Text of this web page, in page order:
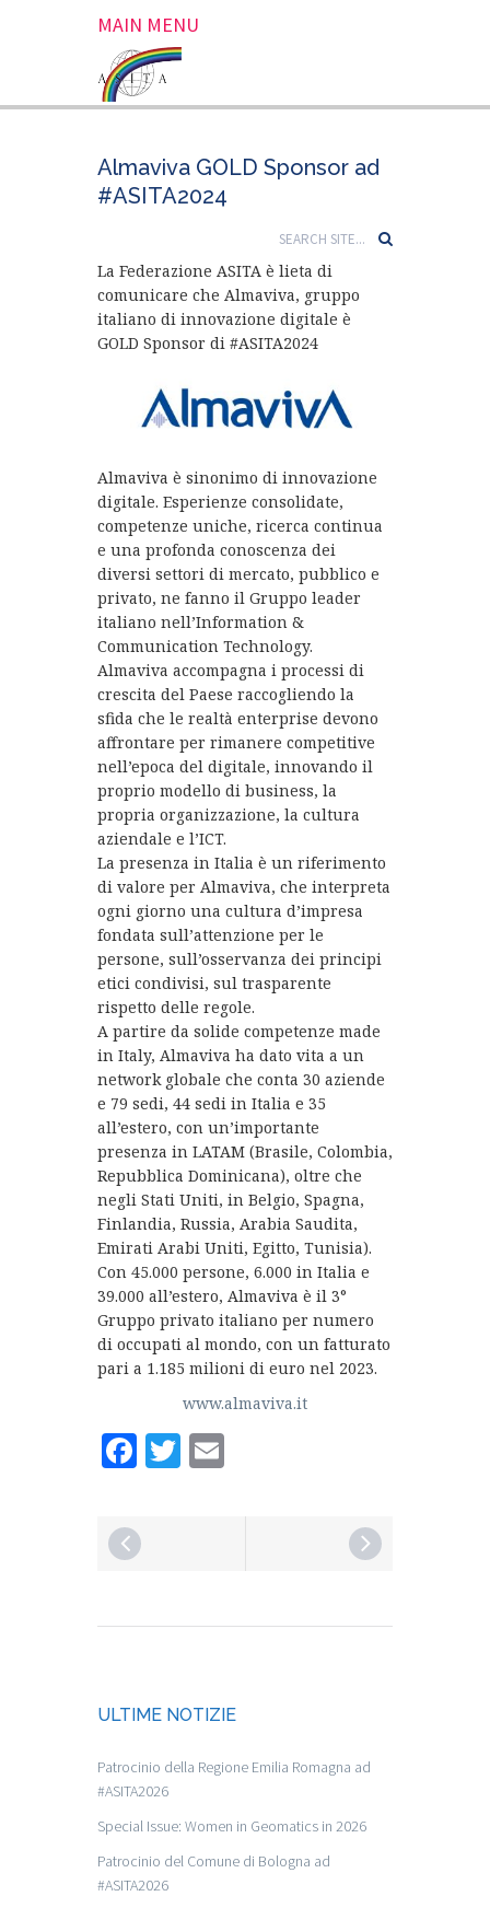
MAIN MENU
Almaviva GOLD Sponsor ad
#ASITA2024
La Federazione ASITA è lieta di
comunicare che Almaviva, gruppo
italiano di innovazione digitale è
GOLD Sponsor di #ASITA2024
Almaviva è sinonimo di innovazione
digitale. Esperienze consolidate,
competenze uniche, ricerca continua
e una profonda conoscenza dei
diversi settori di mercato, pubblico e
privato, ne fanno il Gruppo leader
italiano nell’Information &
Communication Technology.
Almaviva accompagna i processi di
crescita del Paese raccogliendo la
sfida che le realtà enterprise devono
affrontare per rimanere competitive
nell’epoca del digitale, innovando il
proprio modello di business, la
propria organizzazione, la cultura
aziendale e l’ICT.
La presenza in Italia è un riferimento
di valore per Almaviva, che interpreta
ogni giorno una cultura d’impresa
fondata sull’attenzione per le
persone, sull’osservanza dei principi
etici condivisi, sul trasparente
rispetto delle regole.
A partire da solide competenze made
in Italy, Almaviva ha dato vita a un
network globale che conta 30 aziende
e 79 sedi, 44 sedi in Italia e 35
all’estero, con un’importante
presenza in LATAM (Brasile, Colombia,
Repubblica Dominicana), oltre che
negli Stati Uniti, in Belgio, Spagna,
Finlandia, Russia, Arabia Saudita,
Emirati Arabi Uniti, Egitto, Tunisia).
Con 45.000 persone, 6.000 in Italia e
39.000 all’estero, Almaviva è il 3°
Gruppo privato italiano per numero
di occupati al mondo, con un fatturato
pari a 1.185 milioni di euro nel 2023.
www.almaviva.it
Facebook
Twitter
ULTIME NOTIZIE
Patrocinio della Regione Emilia Romagna ad
#ASITA2026
Special Issue: Women in Geomatics in 2026
Patrocinio del Comune di Bologna ad
#ASITA2026